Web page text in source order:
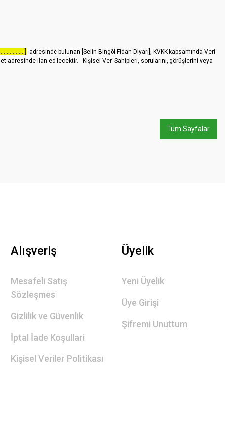
adresinde bulunan [Selin Bingöl-Fidan Diyarı], KVKK kapsamında Veri
adresinde ilan edilecektir. Kişisel Veri Sahipleri, sorularını, görüşlerini veya
Tüm Sayfalar
Alışveriş
Mesafeli Satış
Sözleşmesi
Gizlilik ve Güvenlik
İptal İade Koşullari
Kişisel Veriler Politikası
Üyelik
Yeni Üyelik
Üye Girişi
Şifremi Unuttum